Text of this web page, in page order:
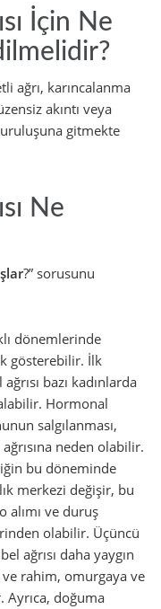
İçin Ne
ağrı, karıncalanma
akıntı veya
gitmekte
Ne
?” sorusunu
dönemlerinde
gösterebilir. İlk
ağrısı bazı kadınlarda
Hormonal
salgılanması,
neden olabilir.
bu döneminde
merkezi değişir, bu
alımı ve duruş
olabilir. Üçüncü
ağrısı daha yaygın
rahim, omurgaya ve
Ayrıca, doğuma